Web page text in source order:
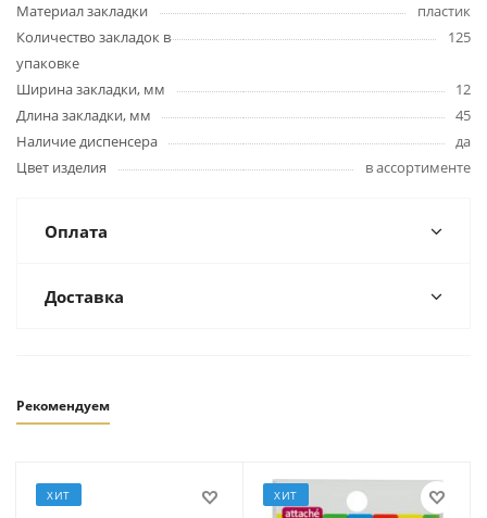
Материал закладки
пластик
Количество закладок в
упаковке
125
Ширина закладки, мм
12
Длина закладки, мм
45
Наличие диспенсера
да
Цвет изделия
в ассортименте
Оплата
Доставка
Рекомендуем
ХИТ ХИТ